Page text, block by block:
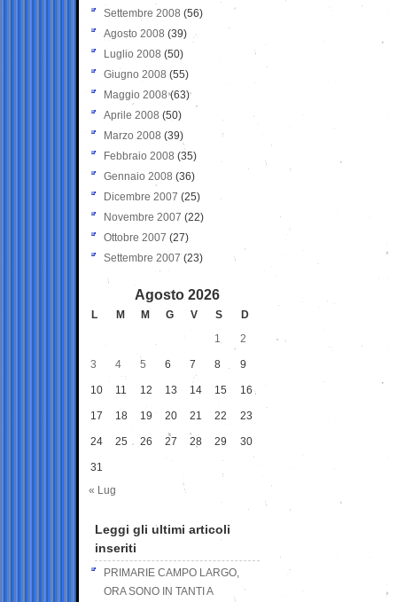
Settembre 2008 (56)
Agosto 2008 (39)
Luglio 2008 (50)
Giugno 2008 (55)
Maggio 2008(63)
Aprile 2008 (50)
Marzo 2008 (39)
Febbraio 2008 (35)
Gennaio 2008 (36)
Dicembre 2007 (25)
Novembre 2007 (22)
Ottobre 2007 (27)
Settembre 2007 (23)
Agosto 2026
L M M G V S
D
1
2
3 4 5 6 7 8 9
10 11 12 13 14 15 16
17 18 19 20 21 22 23
24 25 26 27 28 29 30
31
« Lug
Leggi gli ultimi articoli
inseriti
PRIMARIE CAMPO LARGO,
ORA SONO IN TANTI A